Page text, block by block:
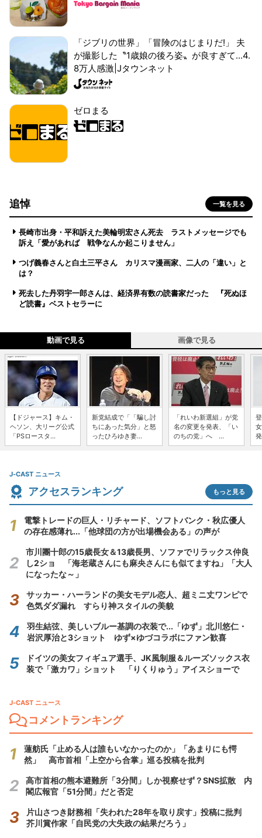
「ジブリの世界」「冒険のはじまりだ!」 夫
が撮影した〝1歳娘の後ろ姿〟が良すぎて...4.
8万人感激|Jタウンネット
ゼロまる
追悼 一覧を見る
長崎市出身・平和訴えた美輪明宏さん死去 ラストメッセージでも
訴え「愛があれば 戦争なんか起こりません」
つげ義春さんと白土三平さん カリスマ漫画家、二人の「違い」と
は？
死去した丹羽宇一郎さんは、経済界有数の読書家だった 『死ぬほ
ど読書』ベストセラーに
動画で見る 画像で見る
【ドジャース】キム・
ヘソン、大リーグ公式
「PSロースタ...
新党結成で「「騙し討
ちにあった気分」と怒
ったひろゆき妻...
「れいわ新選組」が党
名の変更を発表、「い
のちの党」へ ...
J-CAST ニュース
アクセスランキング もっと見る
電撃トレードの巨人・リチャード、ソフトバンク・秋広優人
の存在感薄れ...「他球団の方が出場機会ある」の声が
市川團十郎の15歳長女＆13歳長男、ソファでリラックス仲良
し2ショ 「海老蔵さんにも麻央さんにも似てますね」「大人
になったな～」
サッカー・ハーランドの美女モデル恋人、超ミニ丈ワンピで
色気ダダ漏れ すらり神スタイルの美貌
羽生結弦、美しいブルー基調の衣装で...「ゆず」北川悠仁・
岩沢厚治と3ショット ゆず×ゆづコラボにファン歓喜
ドイツの美女フィギュア選手、JK風制服＆ルーズソックス衣
装で「激カワ」ショット 「りくりゅう」アイスショーで
J-CAST ニュース
コメントランキング
蓮舫氏「止める人は誰もいなかったのか」「あまりにも愕
然」 高市首相「上空から合掌」巡る投稿を批判
高市首相の熊本避難所「3分間」しか視察せず？SNS拡散 内
閣広報官「51分間」だと否定
片山さつき財務相「失われた28年を取り戻す」投稿に批判
芥川賞作家「自民党の大失政の結果だろう」